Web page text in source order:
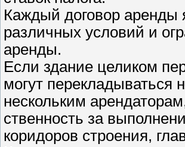
Каждый договор аренды
различных условий и
аренды.
Если здание целиком
могут перекладываться
нескольким
ственность за
коридоров строения,